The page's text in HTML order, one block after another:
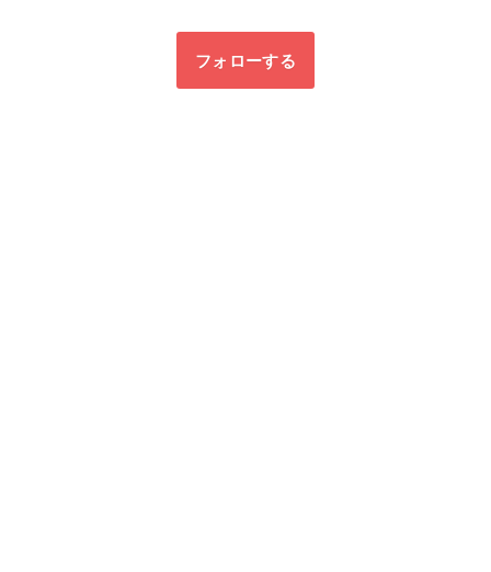
フォローする